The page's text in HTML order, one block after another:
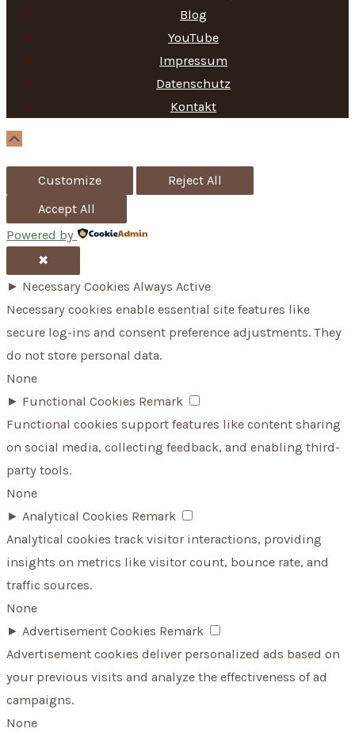
h
f
o
Blog
YouTube
Impressum
Datenschutz
Kontakt
Customize
Reject All
Accept All
Powered by
✖
► Necessary Cookies Always Active
Necessary cookies enable essential site features like
secure log-ins and consent preference adjustments. They
do not store personal data.
None
► Functional Cookies Remark
Functional cookies support features like content sharing
on social media, collecting feedback, and enabling third-
party tools.
None
► Analytical Cookies Remark
Analytical cookies track visitor interactions, providing
insights on metrics like visitor count, bounce rate, and
traffic sources.
None
► Advertisement Cookies Remark
Advertisement cookies deliver personalized ads based on
your previous visits and analyze the effectiveness of ad
campaigns.
None